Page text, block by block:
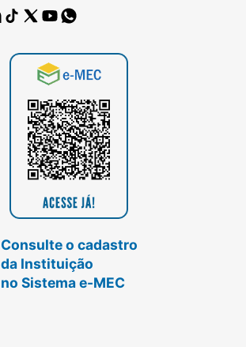
Consulte o cadastro
da Instituição
no Sistema e-MEC